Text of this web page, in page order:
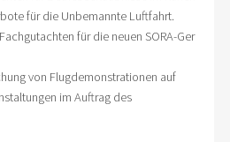
für die Unbemannte Luftfahrt.
für die neuen SORA-Ger
von Flugdemonstrationen auf
im Auftrag des